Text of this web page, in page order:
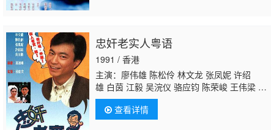
云 陈狄克 廖丽丽 陈安莹 虞天伟 博君 游飙 吕
剑光 孙季卿 区岳 罗君左 戴少民 邓汝超 伍文
生 汤俊明 张宏伟 薛纯基 何金灵 简文达 谭
忠奸老实人粤语
1991 / 香港
主演：廖伟雄 陈松伶 林文龙 张凤妮 许绍
雄 白茵 江毅 吴浣仪 骆应钧 陈荣峻 王伟梁 黎
秀英 陈惠瑜 林韦辰 白兰 刘兆璋 余家伦 郭卓
桦 祝文君 游飙 余慕莲 林嘉丽 梁健平 李家
鼎 赵学而 苏恩磁 徐宝麟 方晓虹 谈泉庆 江
查看详情